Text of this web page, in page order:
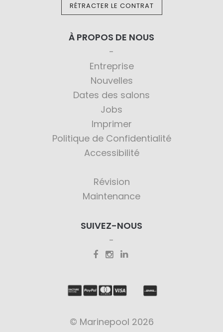
RÉTRACTER LE CONTRAT
À PROPOS DE NOUS
Entreprise
Nouvelles
Dates des salons
Jobs
Imprimer
Politique de Confidentialité
Accessibilité
Révision
Maintenance
SUIVEZ-NOUS
© Marinepool 2026